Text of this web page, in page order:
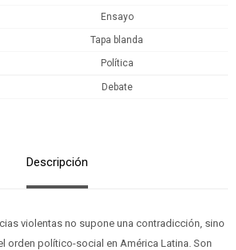
Ensayo
Tapa blanda
Política
Debate
Descripción
violentas no supone una contradicción, sino
orden político-social en América Latina. Son